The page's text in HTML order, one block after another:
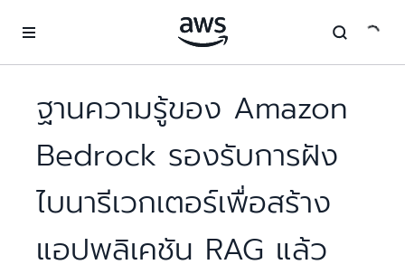
ฐานความรู้ของ Amazon
Bedrock รองรับการฝัง
ไบนารีเวกเตอร์เพื่อสร้าง
แอปพลิเคชัน RAG แล้ว